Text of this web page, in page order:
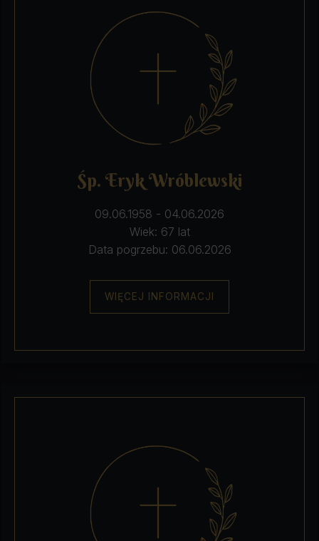
Śp. Eryk Wróblewski
09.06.1958 - 04.06.2026
Wiek: 67 lat
Data pogrzebu: 06.06.2026
WIĘCEJ INFORMACJI